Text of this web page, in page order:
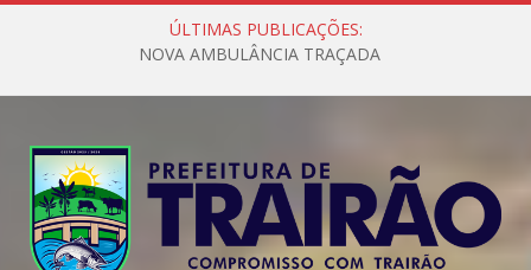
ÚLTIMAS PUBLICAÇÕES:
NOVA AMBULÂNCIA TRAÇADA